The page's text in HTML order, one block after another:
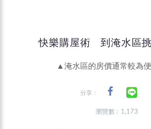
快樂購屋術 到淹水區
▲淹水區的房價通常較為便
分享：
瀏覽數 : 1,173